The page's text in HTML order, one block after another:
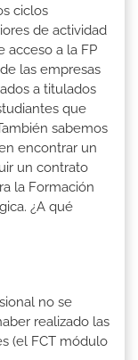
ciclos
de actividad
acceso a la FP
las empresas
a titulados
que
sabemos
encontrar un
un contrato
la Formación
¿A qué
no se
realizado las
(el FCT módulo